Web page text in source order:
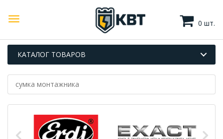
0 шт.
КАТАЛОГ ТОВАРОВ